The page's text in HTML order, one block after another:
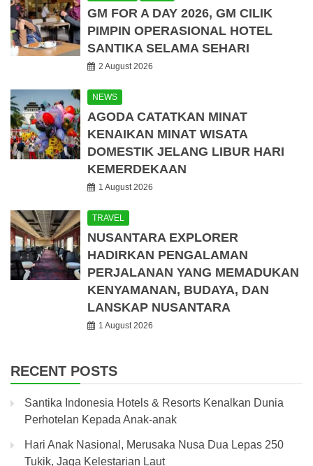
GM FOR A DAY 2026, GM CILIK
PIMPIN OPERASIONAL HOTEL
SANTIKA SELAMA SEHARI
2 August 2026
NEWS
AGODA CATATKAN MINAT
KENAIKAN MINAT WISATA
DOMESTIK JELANG LIBUR HARI
KEMERDEKAAN
1 August 2026
TRAVEL
NUSANTARA EXPLORER
HADIRKAN PENGALAMAN
PERJALANAN YANG MEMADUKAN
KENYAMANAN, BUDAYA, DAN
LANSKAP NUSANTARA
1 August 2026
RECENT POSTS
Santika Indonesia Hotels & Resorts Kenalkan Dunia
Perhotelan Kepada Anak-anak
Hari Anak Nasional, Merusaka Nusa Dua Lepas 250
Tukik, Jaga Kelestarian Laut